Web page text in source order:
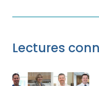
Lectures